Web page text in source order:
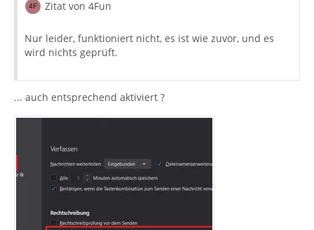
Zitat von 4Fun
Nur leider, funktioniert nicht, es ist wie zuvor, und es
wird nichts geprüft.
... auch entsprechend aktiviert ?